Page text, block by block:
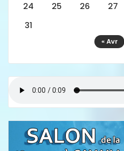
24
25 26 27
31
« Avr